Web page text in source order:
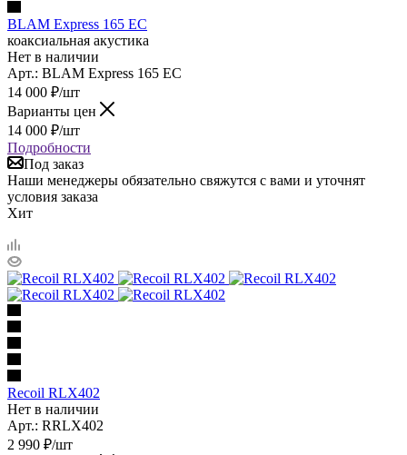
BLAM Express 165 EC
коаксиальная акустика
Нет в наличии
Арт.: BLAM Express 165 EC
14 000 ₽/шт
Варианты цен
14 000 ₽/шт
Подробности
Под заказ
Наши менеджеры обязательно свяжутся с вами и уточнят
условия заказа
Хит
Recoil RLX402
Нет в наличии
Арт.: RRLX402
2 990 ₽/шт